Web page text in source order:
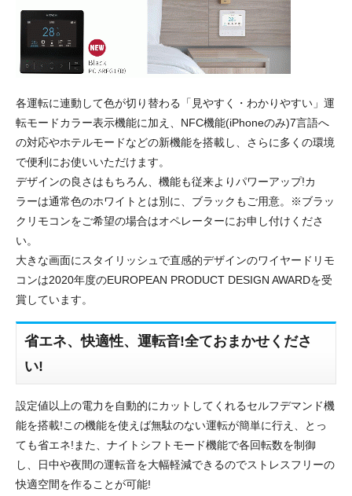
各運転に連動して色が切り替わる「見やすく・わかりやすい」運
転モードカラー表示機能に加え、NFC機能(iPhoneのみ)7言語へ
の対応やホテルモードなどの新機能を搭載し、さらに多くの環境
で便利にお使いいただけます。
デザインの良さはもちろん、機能も従来よりパワーアップ!カ
ラーは通常色のホワイトとは別に、ブラックもご用意。※ブラッ
クリモコンをご希望の場合はオペレーターにお申し付けくださ
い。
大きな画面にスタイリッシュで直感的デザインのワイヤードリモ
コンは2020年度のEUROPEAN PRODUCT DESIGN AWARDを受
賞しています。
省エネ、快適性、運転音!全ておまかせくださ
い!
設定値以上の電力を自動的にカットしてくれるセルフデマンド機
能を搭載!この機能を使えば無駄のない運転が簡単に行え、とっ
ても省エネ!また、ナイトシフトモード機能で各回転数を制御
し、日中や夜間の運転音を大幅軽減できるのでストレスフリーの
快適空間を作ることが可能!